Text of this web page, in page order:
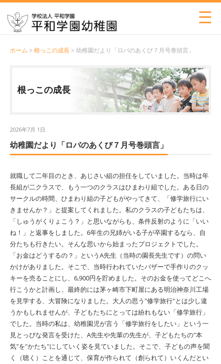
ホーム > 根っこの成長> 幼稚園だより「ロバのあくび７月号巻頭言」
根っこの成長
2026年7月 1日
幼稚園だより「ロバのあくび７月号巻頭言」
就職して二年目のとき、あじさい組の担任をしていました。当時は年
長組が二クラスで、もう一つのクラスはひまわり組でした。ある日の
サークルの時間、ひまわり組の子どもがやってきて、「修学旅行にい
きませんか？」と提案してくれました。私のクラスの子どもたちは、
「しゅうがくりょこう？」と思いながらも、条件反射のように「いい
ね！」と返事をしました。 6年生の兄姉がいる子が卒園するなら、自
分たちも行きたい。そんな思いから始まったプロジェクトでした。
「お金はどうするの？」というA先生（当時の園長先生です）の問い
かけがありました。そこで、当時行われていたバザーで手作りのクッ
キーを売ることにし、 6,900円を貯めました。そのお金を使ってどこへ
行こうかと計画し、最終的には茅ヶ崎市下町屋にある明治神奈川工場
を見学する、大冒険になりました。大人の思う"修学旅行"とは少し違
うかもしれませんが、子どもたちにとっては紛れもない「修学旅行」
でした。当時の私は、幼稚園児が言う「修学旅行をしたい」という一
見とっぴな発言を受けた、 A先生や先輩の先生が、子どもたちの"本
気"を"かたち"にしていく姿を見ていました。そこで、子どもの声を聞
く（聴く）ことを通じて、保育が作られて（創られて）いくんだとい